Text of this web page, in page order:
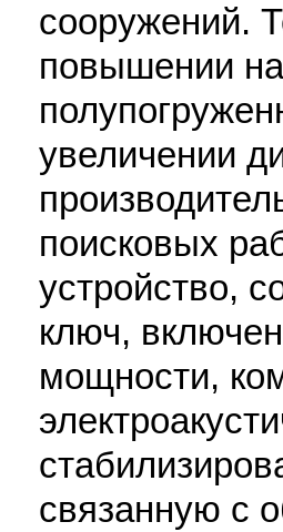
сооружений.
повышении
увеличении
поисковых
устройство,
ключ,
мощности,
связанную с